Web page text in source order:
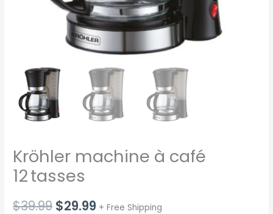
Kröhler machine à café
12 tasses
$39.99 $29.99 + Free Shipping